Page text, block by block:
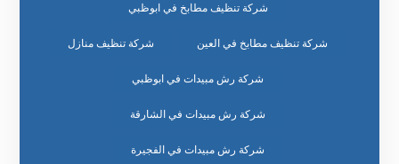
شركة تنظيف مطابخ في ابوظبي
شركة تنظيف مطابخ في العين شركة تنظيف منازل
شركة رش مبيدات في ابوظبي
شركة رش مبيدات في الشارقة
شركة رش مبيدات في الفجيرة